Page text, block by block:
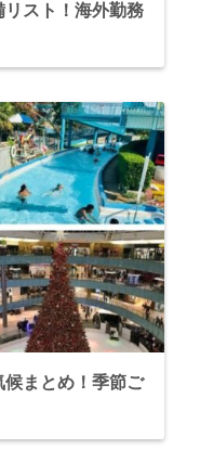
スト！海外勤務
候まとめ！季節ご